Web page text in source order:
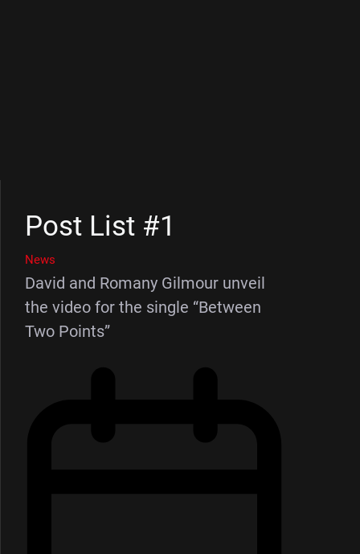
Post List #1
News
David and Romany Gilmour unveil
the video for the single “Between
Two Points”